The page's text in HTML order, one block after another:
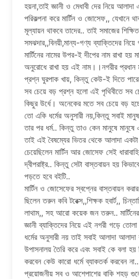
হয়না,তাই জ্ঞানী ও মেধাবী দের নিয়ে
পরিকল্পনা করে মার্টিন ও জোসেফ,, যেখানে
মূল্যায়ন থাকবে তাদের.. তাই সমাজের
সমঝদার,,বিনয়ী,মান্য-গণ্য ব্যাক্তিদের নিয়ে
মার্টিনের নামের উপর-ই দীপের নাম রাখা হয়
অনুরোধে রাখা হয় এই নাম।।নগরীর প্রধান
প্রশ্ন ঘুরপাক খায়, কিন্তু কেউ-ই দিতে
সব চেয়ে বড় প্রশ্ন হলো এই পৃথিবীতে সব
কিছুর উর্ধে। অনেকের মতে সব চেয়ে বড়
তো একি ধর্মের অনুসারী নয়,কিন্তু সবাই
তার পর ধর্ম.. কিন্তু তাও কেন মানুষে
তাই এই বৈষম্যের ভিতর থেকে আলাদা
চেয়েছিলেন মার্টিন আর জোসেফ সেই
দ্বীপরাষ্ট্র.. কিন্তু সেটা বাস্তবায়ন হয়
পড়তে হবে বইটি..
মার্টিন ও জোসেফের স্বপ্নের বাস্তবায়ন
ছিলেন তরুন কবি টরেক্স,,শিক্ষক হবার্ট,,
লাথাম,, সহ আরো কয়েক জন তরুন..
জ্ঞানী ব্যাক্তিদের নিয়ে এই নগরী গড়ে
ধর্মের অনুসারী নয় তাই সবাই আলাদা আলাদা
উপাসনালয় তৈরি করে এবং সবাই কে বলা হয়
করবেন কেউ কারো ধর্মে ব্যাকতর্ক করবেন
প্রয়োজনীয় সব ও আশেপাশের বাকি শহড়